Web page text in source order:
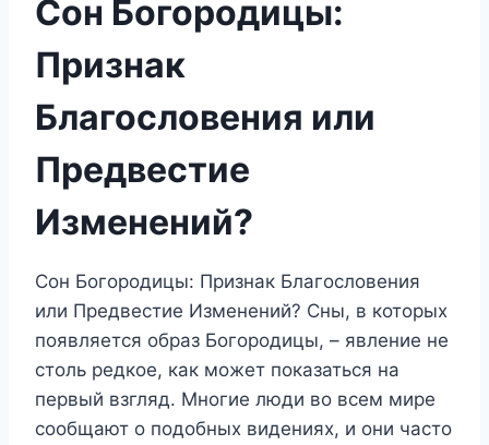
Сон Богородицы:
Признак
Благословения или
Предвестие
Изменений?
Сон Богородицы: Признак Благословения
или Предвестие Изменений? Сны, в которых
появляется образ Богородицы, – явление не
столь редкое, как может показаться на
первый взгляд. Многие люди во всем мире
сообщают о подобных видениях, и они часто